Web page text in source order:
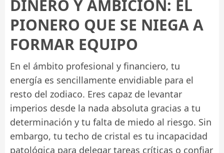
DINERO Y AMBICIÓN: EL
PIONERO QUE SE NIEGA A
FORMAR EQUIPO
En el ámbito profesional y financiero, tu
energía es sencillamente envidiable para el
resto del zodiaco. Eres capaz de levantar
imperios desde la nada absoluta gracias a tu
determinación y tu falta de miedo al riesgo. Sin
embargo, tu techo de cristal es tu incapacidad
patológica para delegar tareas críticas o confiar